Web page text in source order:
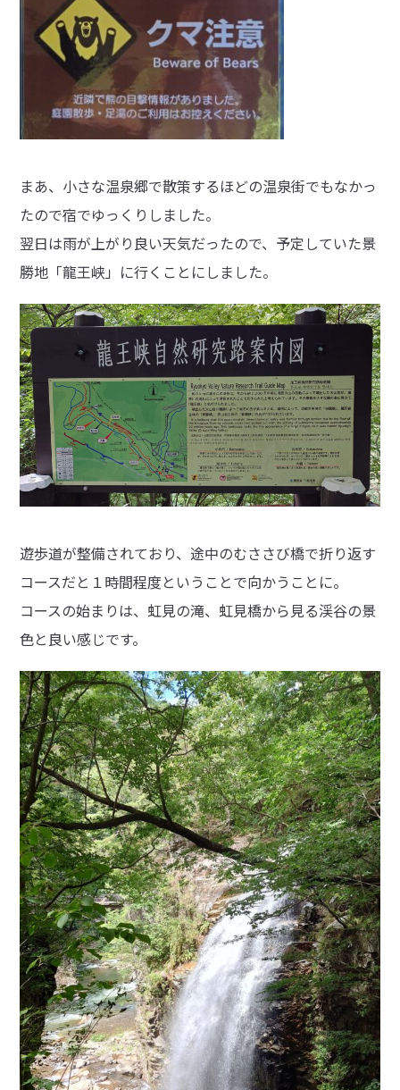
まあ、小さな温泉郷で散策するほどの温泉街でもなかっ
たので宿でゆっくりしました。
翌日は雨が上がり良い天気だったので、予定していた景
勝地「龍王峡」に行くことにしました。
遊歩道が整備されており、途中のむささび橋で折り返す
コースだと１時間程度ということで向かうことに。
コースの始まりは、虹見の滝、虹見橋から見る渓谷の景
色と良い感じです。